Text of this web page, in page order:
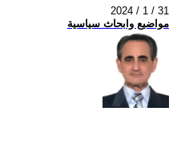
2024 / 1 / 31
مواضيع وابحاث سياسية